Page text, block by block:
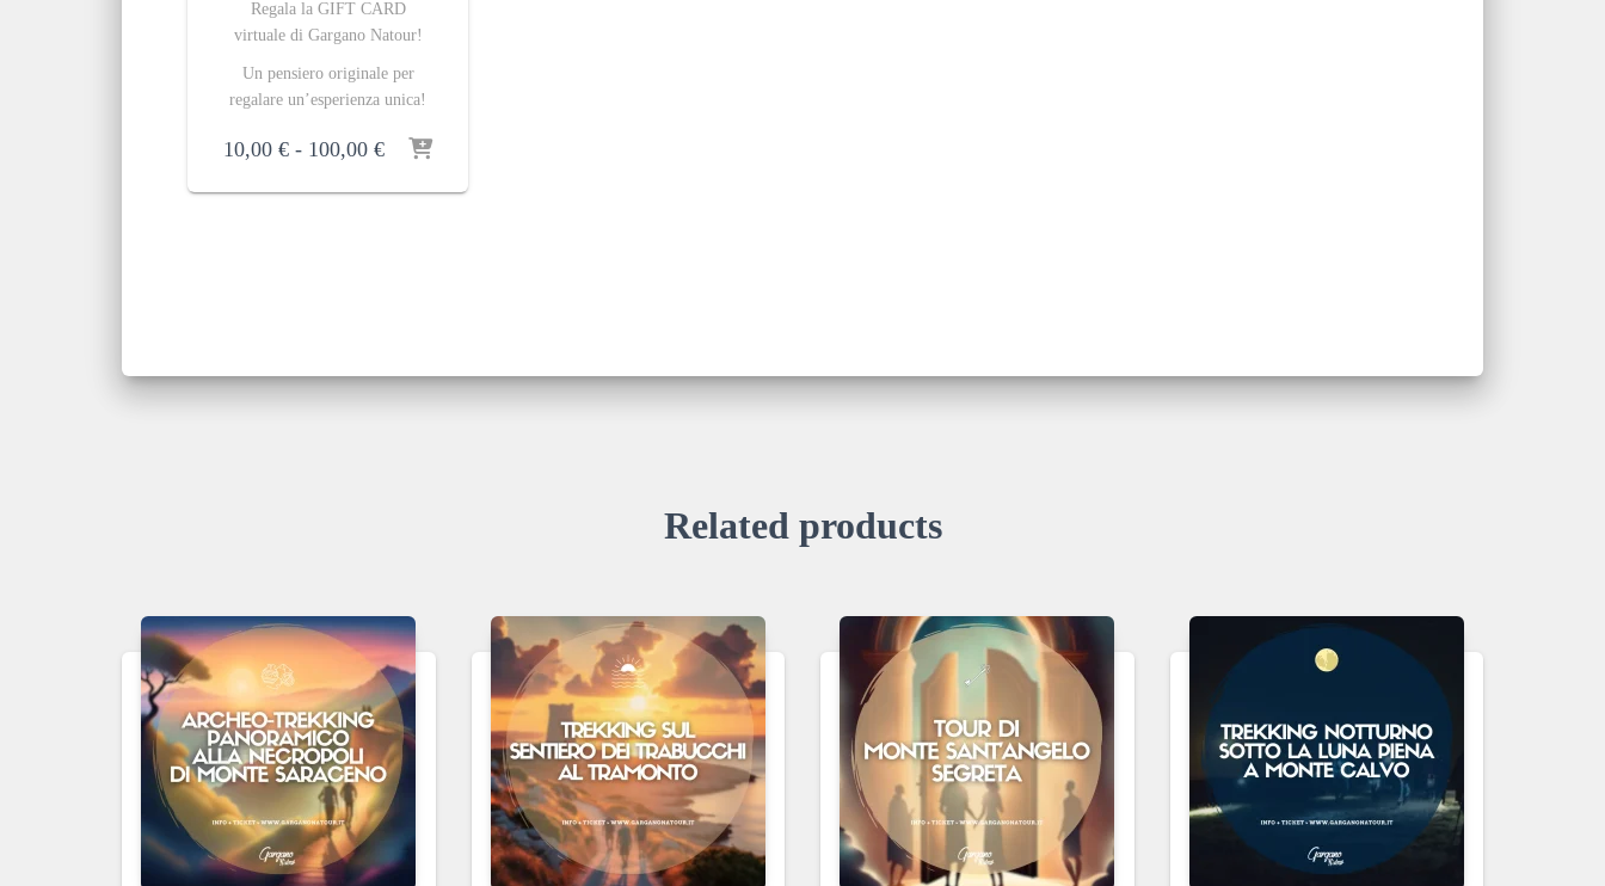
Regala la GIFT CARD
virtuale di Gargano Natour!
Un pensiero originale per
regalare un’esperienza unica!
10,00 € - 100,00 €Fascia
prezzo:
Related products